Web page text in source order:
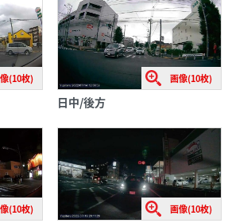
(10枚) 画像(10枚)
日中/後方
(10枚) 画像(10枚)